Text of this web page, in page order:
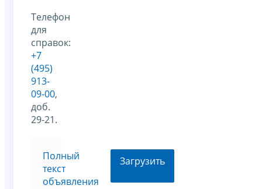
Телефон
для
справок:
+7
(495)
913-
09-00,
доб.
29-21.
Полный
текст
объявления
Загрузить